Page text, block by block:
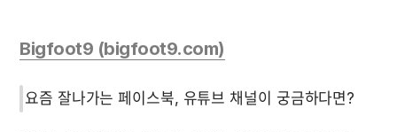
Bigfoot9 (bigfoot9.com)